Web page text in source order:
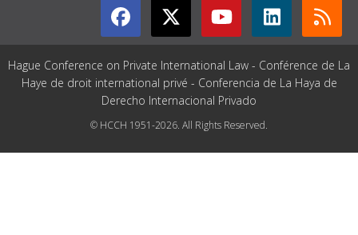
Hague Conference on Private International Law - Conférence de La
Haye de droit international privé - Conferencia de La Haya de
Derecho Internacional Privado
© HCCH 1951-2026. All Rights Reserved.